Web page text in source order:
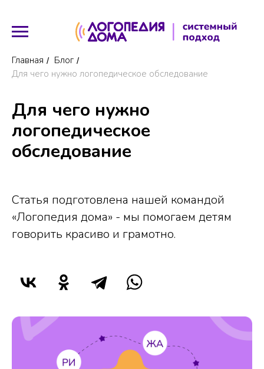
Главная / Блог /
Для чего нужно логопедическое обследование
Для чего нужно
логопедическое
обследование
Статья подготовлена нашей командой
«Логопедия дома» - мы помогаем детям
говорить красиво и грамотно.